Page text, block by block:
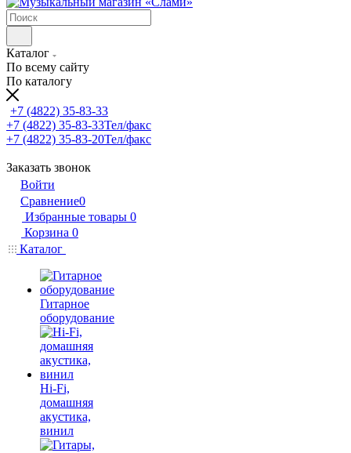
Каталог
По всему сайту
По каталогу
+7 (4822) 35-83-33
+7 (4822) 35-83-33Тел/факс
+7 (4822) 35-83-20Тел/факс
Заказать звонок
Войти
Сравнение0
Избранные товары 0
Корзина 0
Каталог
Гитарное
оборудование
Hi-Fi,
домашняя
акустика,
винил